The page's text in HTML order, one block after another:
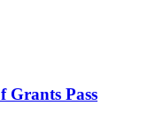
Grants Pass